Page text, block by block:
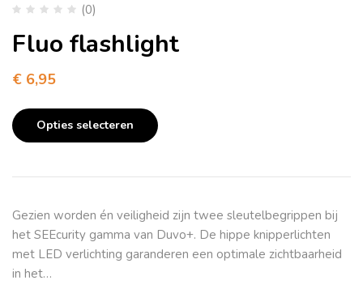
(0)
Fluo flashlight
€ 6,95
Opties selecteren
Gezien worden én veiligheid zijn twee sleutelbegrippen bij
het SEEcurity gamma van Duvo+. De hippe knipperlichten
met LED verlichting garanderen een optimale zichtbaarheid
in het…